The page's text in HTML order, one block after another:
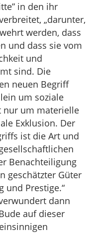
in den ihr
„darunter,
werden, dass
und dass sie vom
und
sind. Die
neuen Begriff
um soziale
nur um materielle
Exklusion. Der
ist die Art und
Benachteiligung
geschätzter Güter
und Prestige.“
dann
auf dieser